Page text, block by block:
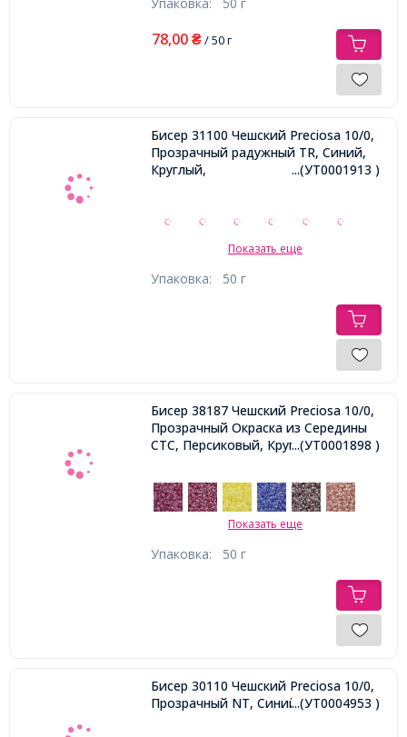
78,00 ₴/ 50 г
Бисер 31100 Чешский Preciosa 10/0,
Прозрачный радужный TR, Синий,
Круглый,
...(УТ0001913 )
Показать еще
Упаковка: 50 г
Бисер 38187 Чешский Preciosa 10/0,
Прозрачный Окраска из Середины
CTC, Персиковый, Круглый,
...(УТ0001898 )
Показать еще
Упаковка: 50 г
Бисер 30110 Чешский Preciosa 10/0,
Прозрачный NT, Синий, Круглый,
...(УТ0004953 )